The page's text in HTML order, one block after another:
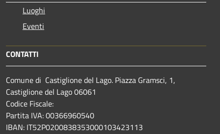
Luoghi
Eventi
CONTATTI
Comune di Castiglione del Lago. Piazza Gramsci, 1,
Castiglione del Lago 06061
Codice Fiscale:
Partita IVA: 00366960540
IBAN: IT52P0200838353000103423113